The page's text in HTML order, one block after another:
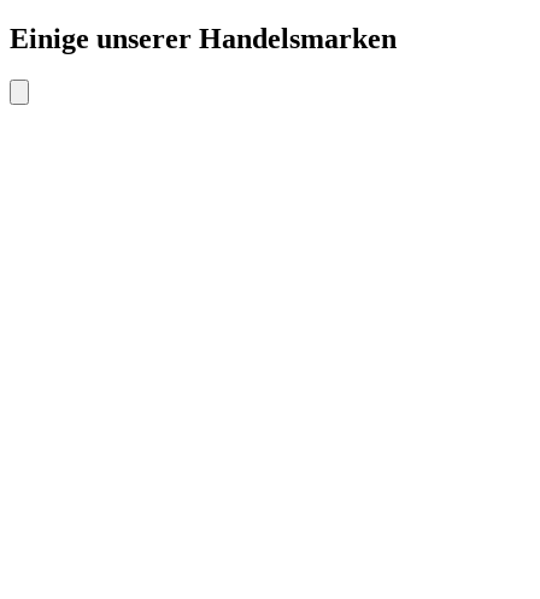
Einige unserer Handelsmarken